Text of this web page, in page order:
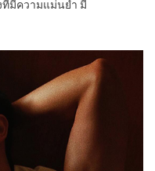
ที่มีความแม่นยำ มี